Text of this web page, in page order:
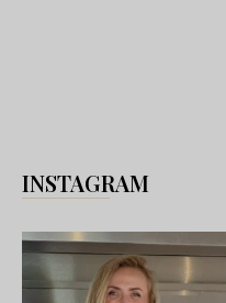
INSTAGRAM